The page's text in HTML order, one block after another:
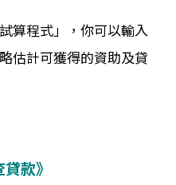
算程式」，你可以輸入
估計可獲得的資助及貸
貸款》